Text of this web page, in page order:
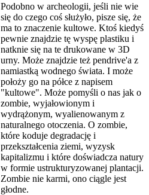
Podobno w archeologii, jeśli nie wie
się do czego coś służyło, pisze się, że
ma to znaczenie kultowe. Ktoś kiedyś
pewnie znajdzie tę wyspę plastiku i
natknie się na te drukowane w 3D
urny. Może znajdzie też pendrive'a z
namiastką wodnego świata. I może
położy go na półce z napisem
"kultowe". Może pomyśli o nas jak o
zombie, wyjałowionym i
wydrążonym, wyalienowanym z
naturalnego otoczenia. O zombie,
które koduje degradację i
przekształcenia ziemi, wyzysk
kapitalizmu i które doświadcza natury
w formie ustrukturyzowanej plantacji.
Zombie nie karmi, ono ciągle jest
głodne.